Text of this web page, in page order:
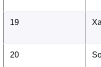
19
20